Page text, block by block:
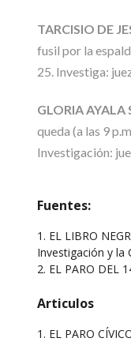
TARCISIO DE
fusil por la
25. Investiga:
GLORIA AYALA
queda (a las 9
Investigación:
Fuentes:
1. EL LIBRO
Investigación y la
2. EL PARO DEL
Articulos
1. EL PARO